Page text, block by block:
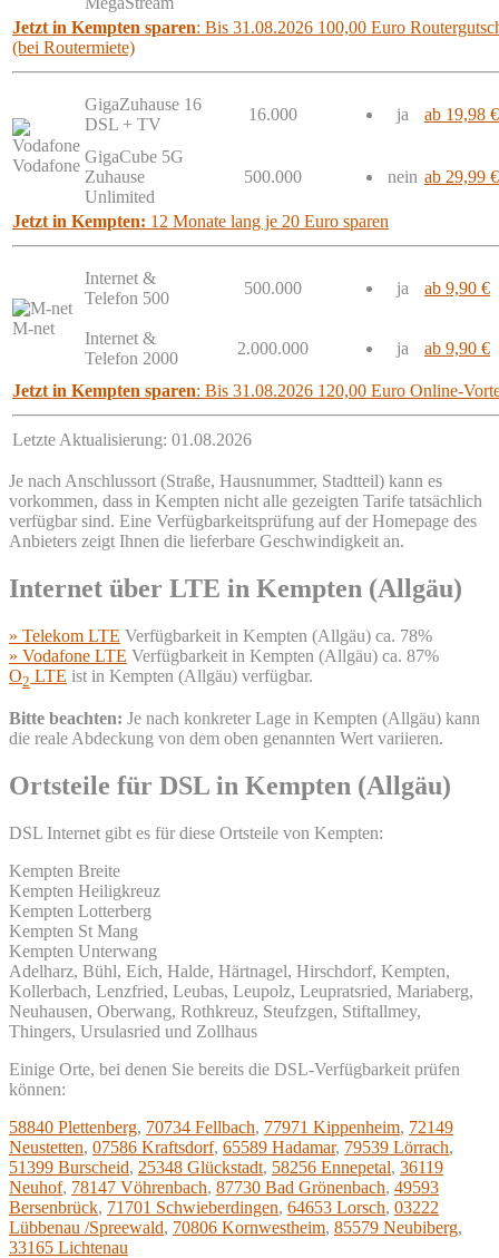
Jetzt in Kempten sparen: Bis 31.08.2026 100,00 Euro
(bei Routermiete)
Vodafone
GigaZuhause 16
DSL + TV
16.000 ja ab 19,98 €
GigaCube 5G
Zuhause
Unlimited
500.000 nein ab 29,99 €
Jetzt in Kempten: 12 Monate lang je 20 Euro sparen
M-net
Internet &
Telefon 500
500.000 ja ab 9,90 €
Internet &
Telefon 2000
2.000.000 ja ab 9,90 €
Jetzt in Kempten sparen: Bis 31.08.2026 120,00 Euro Online-
Letzte Aktualisierung: 01.08.2026
Je nach Anschlussort (Straße, Hausnummer, Stadtteil) kann es
vorkommen, dass in Kempten nicht alle gezeigten Tarife tatsächlich
verfügbar sind. Eine Verfügbarkeitsprüfung auf der Homepage des
Anbieters zeigt Ihnen die lieferbare Geschwindigkeit an.
Internet über LTE in Kempten (Allgäu)
» Telekom LTE Verfügbarkeit in Kempten (Allgäu) ca. 78%
» Vodafone LTE Verfügbarkeit in Kempten (Allgäu) ca. 87%
O2 LTE ist in Kempten (Allgäu) verfügbar.
Bitte beachten: Je nach konkreter Lage in Kempten (Allgäu) kann
die reale Abdeckung von dem oben genannten Wert variieren.
Ortsteile für DSL in Kempten (Allgäu)
DSL Internet gibt es für diese Ortsteile von Kempten:
Kempten Breite
Kempten Heiligkreuz
Kempten Lotterberg
Kempten St Mang
Kempten Unterwang
Adelharz, Bühl, Eich, Halde, Härtnagel, Hirschdorf, Kempten,
Kollerbach, Lenzfried, Leubas, Leupolz, Leupratsried, Mariaberg,
Neuhausen, Oberwang, Rothkreuz, Steufzgen, Stiftallmey,
Thingers, Ursulasried und Zollhaus
Einige Orte, bei denen Sie bereits die DSL-Verfügbarkeit prüfen
können:
58840 Plettenberg, 70734 Fellbach, 77971 Kippenheim, 72149
Neustetten, 07586 Kraftsdorf, 65589 Hadamar, 79539 Lörrach,
51399 Burscheid, 25348 Glückstadt, 58256 Ennepetal, 36119
Neuhof, 78147 Vöhrenbach, 87730 Bad Grönenbach, 49593
Bersenbrück, 71701 Schwieberdingen, 64653 Lorsch, 03222
Lübbenau /Spreewald, 70806 Kornwestheim, 85579 Neubiberg,
33165 Lichtenau